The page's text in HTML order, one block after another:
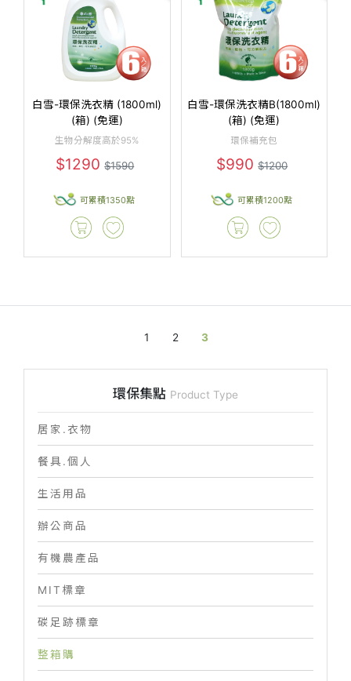
環保集點 Product Type
居家.衣物
餐具.個人
生活用品
辦公商品
有機農產品
MIT標章
碳足跡標章
整箱購
白雪-環保洗衣精 (1800ml)
(箱) (免運)
生物分解度高於95%
$1290$1590
可累積1350點
白雪-環保洗衣精B(1800ml)
(箱) (免運)
環保補充包
$990$1200
可累積1200點
1 2 3